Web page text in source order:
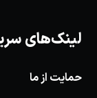
لینک‌های
حمایت از ما